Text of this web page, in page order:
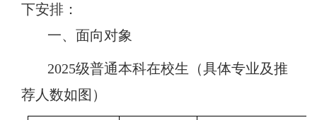
下安排：
一、 面向对象
2025级普通本科在校生（具体专业及推
荐人数如图）